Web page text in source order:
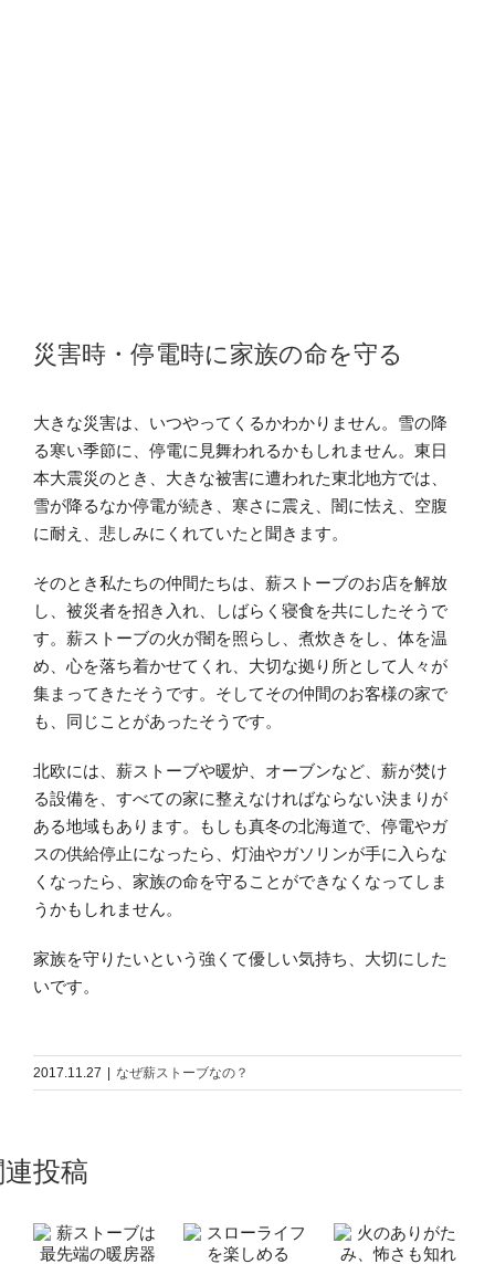
Image
災害時・停電時に家族の命を守る
大きな災害は、いつやってくるかわかりません。雪の降
る寒い季節に、停電に見舞われるかもしれません。東日
本大震災のとき、大きな被害に遭われた東北地方では、
雪が降るなか停電が続き、寒さに震え、闇に怯え、空腹
に耐え、悲しみにくれていたと聞きます。
そのとき私たちの仲間たちは、薪ストーブのお店を解放
し、被災者を招き入れ、しばらく寝食を共にしたそうで
す。薪ストーブの火が闇を照らし、煮炊きをし、体を温
め、心を落ち着かせてくれ、大切な拠り所として人々が
集まってきたそうです。そしてその仲間のお客様の家で
も、同じことがあったそうです。
北欧には、薪ストーブや暖炉、オーブンなど、薪が焚け
る設備を、すべての家に整えなければならない決まりが
ある地域もあります。もしも真冬の北海道で、停電やガ
スの供給停止になったら、灯油やガソリンが手に入らな
くなったら、家族の命を守ることができなくなってしま
うかもしれません。
家族を守りたいという強くて優しい気持ち、大切にした
いです。
2017.11.27 なぜ薪ストーブなの？
投稿